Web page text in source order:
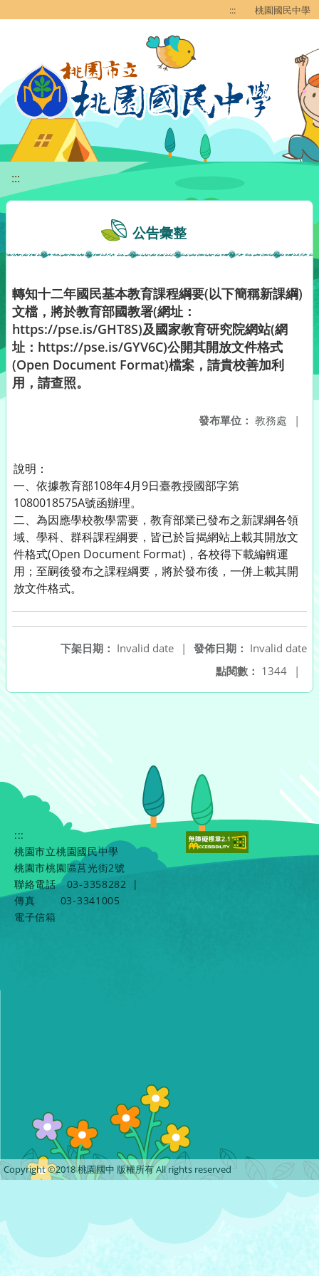
::: 桃園國民中學
:::
公告彙整
轉知十二年國民基本教育課程綱要(以下簡稱新課綱)
文檔，將於教育部國教署(網址：
https://pse.is/GHT8S)及國家教育研究院網站(網
址：https://pse.is/GYV6C)公開其開放文件格式
(Open Document Format)檔案，請貴校善加利
用，請查照。
發布單位： 教務處 |
說明：
一、依據教育部108年4月9日臺教授國部字第
1080018575A號函辦理。
二、為因應學校教學需要，教育部業已發布之新課綱各領
域、學科、群科課程綱要，皆已於旨揭網站上載其開放文
件格式(Open Document Format)，各校得下載編輯運
用；至嗣後發布之課程綱要，將於發布後，一併上載其開
放文件格式。
發佈日期： Invalid date
下架日期： Invalid date
|
點閱數： 1344 |
:::
桃園市立桃園國民中學
桃園市桃園區莒光街2號
聯絡電話
03-3358282
|
傳真
03-3341005
電子信箱
Copyright ©2018 桃園國中 版權所有 All rights reserved